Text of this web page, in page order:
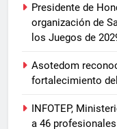
Presidente de
organización de
los Juegos de
Asotedom
fortalecimiento
INFOTEP,
a 46